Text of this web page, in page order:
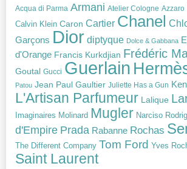
Acqua di Parma Armani Atelier Cologne Azzaro
Calvin Klein Caron Cartier Chanel
Garçons Dior diptyque Dolce & Gabbana
d'Orange Francis Kurkdjian Frédéric
Goutal Gucci Guerlain
Patou Jean Paul Gaultier Juliette Has a Gun
L'Artisan Parfumeur Lalique
Imaginaires Molinard Mugler Narciso
d'Empire Prada Rabanne Rochas
The Different Company Tom Ford Yves
Saint Laurent